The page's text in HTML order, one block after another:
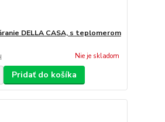
DELLA CASA, s teplomerom
Nie je skladom
Pridať do košíka